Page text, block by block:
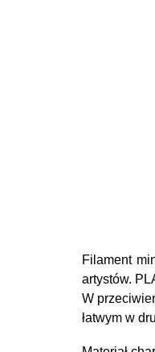
Filament
artystów.
W
łatwym w